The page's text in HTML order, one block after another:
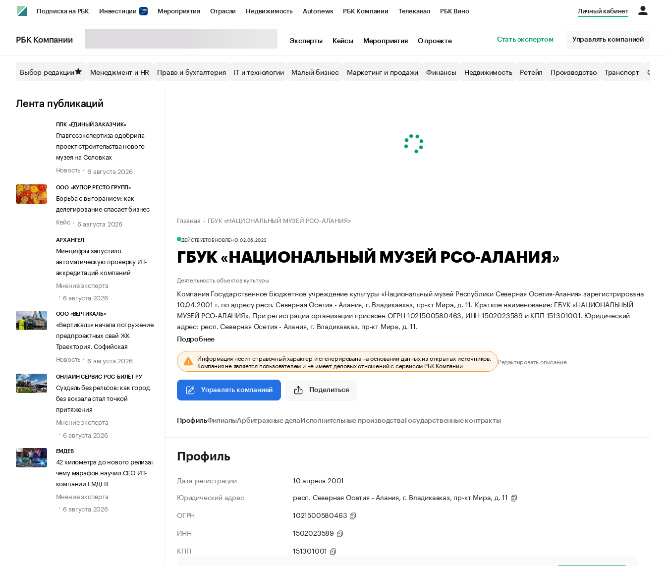
Подписка на РБК Инвестиции Мероприятия Отрасли Недвижимость Autonews РБК Компании Телеканал РБК Вино
Спецпроекты СПб Конференции СПб Спецпроекты Экономика Бизнес
Технологии и медиа
Личный кабинет
РБК Компании Эксперты Кейсы Мероприятия О проекте Стать экспертом Управлять компанией
Выбор редакции Менеджмент и HR Право и бухгалтерия IT и технологии Малый бизнес Маркетинг и продажи Финансы Недвижимость Ретейл Производство Транспорт
Лента публикаций
ППК «ЕДИНЫЙ ЗАКАЗЧИК»
Главгосэкспертиза одобрила
проект строительства нового
музея на Соловках
Новость
6 августа 2026
ООО «КУПОР РЕСТО ГРУПП»
Борьба с выгоранием: как
делегирование спасает бизнес
Кейс
6 августа 2026
АРХАНГЕЛ
Минцифры запустило
автоматическую проверку ИТ-
аккредитаций компаний
Мнение эксперта
6 августа 2026
ООО «ВЕРТИКАЛЬ»
«Вертикаль» начала погружение
предпроектных свай ЖК
Траектория. Софийская
Новость
6 августа 2026
ОНЛАЙН СЕРВИС РОС-БИЛЕТ РУ
Суздаль без рельсов: как город
без вокзала стал точкой
притяжения
Мнение эксперта
6 августа 2026
ЕМДЕВ
42 километра до нового релиза:
чему марафон научил СЕО ИТ-
компании ЕМДЕВ
Мнение эксперта
6 августа 2026
Главная ГБУК «НАЦИОНАЛЬНЫЙ МУЗЕЙ РСО-АЛАНИЯ»
ДЕЙСТВУЕТОБНОВЛЕНО, 02.06.2023
ГБУК «НАЦИОНАЛЬНЫЙ МУЗЕЙ РСО-АЛАНИЯ»
Деятельность объектов культуры
Компания Государственное бюджетное учреждение культуры «Национальный музей Республики Северная Осетия-Алания» зарегистрирована
10.04.2001 г. по адресу респ. Северная Осетия - Алания, г. Владикавказ, пр-кт Мира, д. 11. Краткое наименование: ГБУК «НАЦИОНАЛЬНЫЙ
МУЗЕЙ РСО-АЛАНИЯ». При регистрации организации присвоен ОГРН 1021500580463, ИНН 1502023589 и КПП 151301001. Юридический
адрес: респ. Северная Осетия - Алания, г. Владикавказ, пр-кт Мира, д. 11.
Подробнее
Информация носит справочный характер и сгенерирована на основании данных из открытых источников.
Компания не является пользователем и не имеет деловых отношений с сервисом РБК Компании. Редактировать описание
Управлять компанией Поделиться
ПрофильФилиалыАрбитражные дела Исполнительные производства Государственные контракты
Профиль
Дата регистрации
10 апреля 2001
Юридический адрес
респ. Северная Осетия - Алания, г. Владикавказ, пр-кт Мира, д. 11
ОГРН
1021500580463
ИНН
1502023589
КПП
151301001